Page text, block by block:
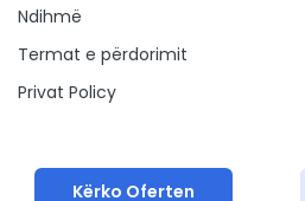
Kërko Oferten
Ndihmë
Termat e përdorimit
Privat Policy